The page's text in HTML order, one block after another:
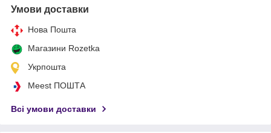
Умови доставки
Нова Пошта
Магазини Rozetka
Укрпошта
Meest ПОШТА
Всі умови доставки